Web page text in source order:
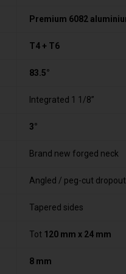
Premium 6082
T4 + T6
83.5°
Integrated 1 1/8”
3°
Brand new forged neck
Angled / peg-cut
Tapered sides
Tot 120 mm x 24 mm
8 mm